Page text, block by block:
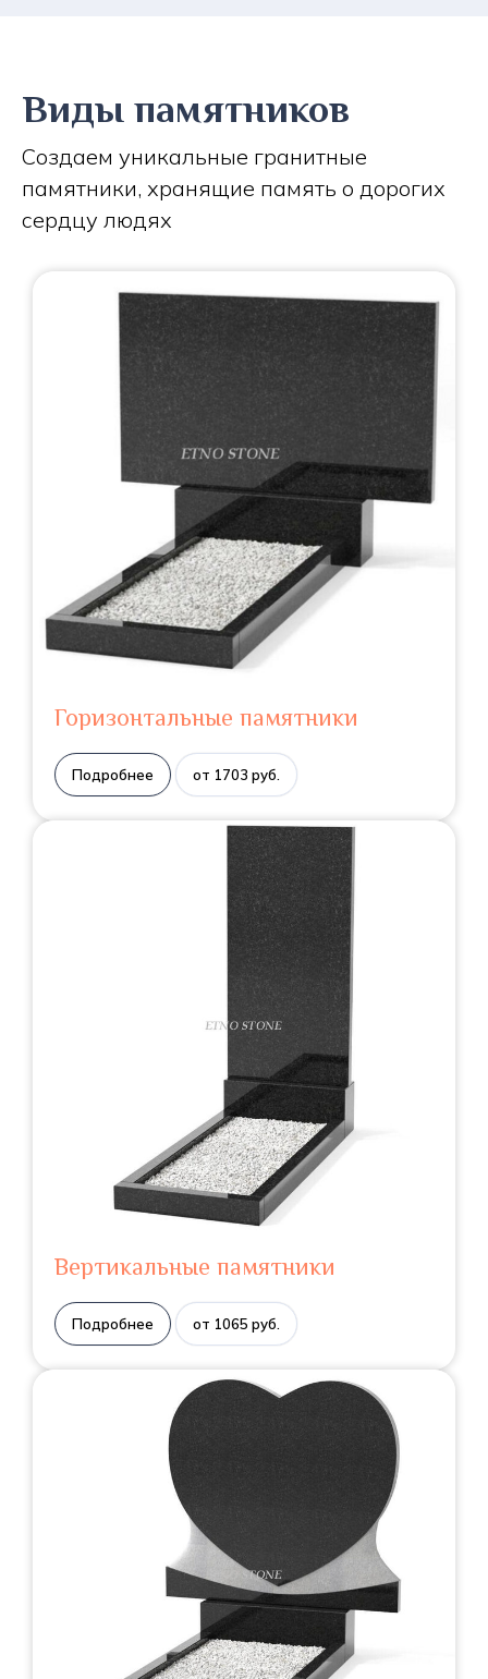
Виды памятников
Создаем уникальные гранитные
памятники, хранящие память о дорогих
сердцу людях
Горизонтальные памятники
Подробнее от 1703 руб.
Вертикальные памятники
Подробнее от 1065 руб.